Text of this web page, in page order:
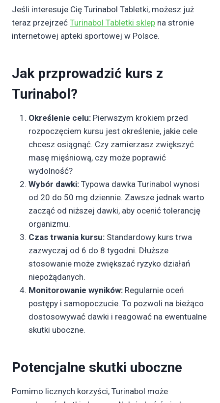
Jeśli interesuje Cię Turinabol Tabletki, możesz już
teraz przejrzeć Turinabol Tabletki sklep na stronie
internetowej apteki sportowej w Polsce.
Jak przprowadzić kurs z
Turinabol?
Określenie celu: Pierwszym krokiem przed
rozpoczęciem kursu jest określenie, jakie cele
chcesz osiągnąć. Czy zamierzasz zwiększyć
masę mięśniową, czy może poprawić
wydolność?
Wybór dawki: Typowa dawka Turinabol wynosi
od 20 do 50 mg dziennie. Zawsze jednak warto
zacząć od niższej dawki, aby ocenić tolerancję
organizmu.
Czas trwania kursu: Standardowy kurs trwa
zazwyczaj od 6 do 8 tygodni. Dłuższe
stosowanie może zwiększać ryzyko działań
niepożądanych.
Monitorowanie wyników: Regularnie oceń
postępy i samopoczucie. To pozwoli na bieżąco
dostosowywać dawki i reagować na ewentualne
skutki uboczne.
Potencjalne skutki uboczne
Pomimo licznych korzyści, Turinabol może